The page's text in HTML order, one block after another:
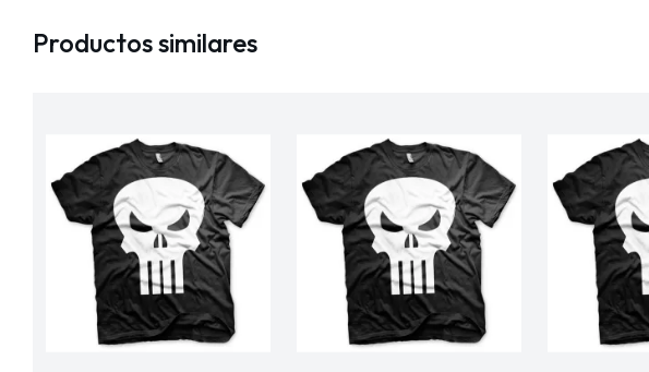
Productos similares